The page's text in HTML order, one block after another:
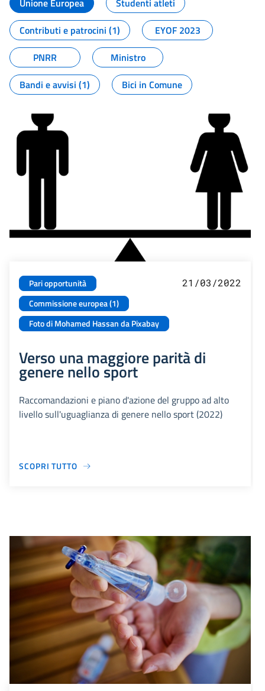
Unione Europea
Studenti atleti
Contributi e patrocini (1)
EYOF 2023
PNRR
Ministro
Bandi e avvisi (1)
Bici in Comune
Pari opportunità
Commissione europea (1)
Foto di Mohamed Hassan da Pixabay
21/03/2022
Verso una maggiore parità di
genere nello sport
Raccomandazioni e piano d'azione del gruppo ad alto
livello sull'uguaglianza di genere nello sport (2022)
SCOPRI TUTTO